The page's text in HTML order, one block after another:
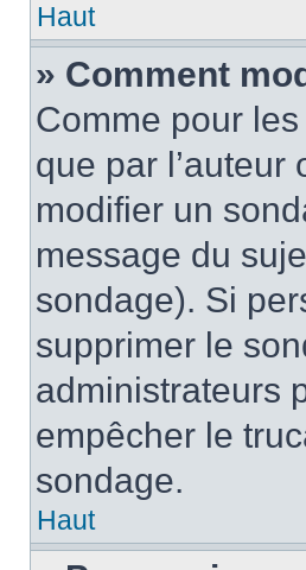
Haut
» Comment
Comme pour
que par
modifier un
message du
sondage). Si
supprimer le
administrateurs
empêcher le
sondage.
Haut